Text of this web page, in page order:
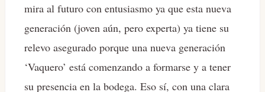
mira al futuro con entusiasmo ya que esta nueva
generación (joven aún, pero experta) ya tiene su
relevo asegurado porque una nueva generación
‘Vaquero’ está comenzando a formarse y a tener
su presencia en la bodega. Eso sí, con una clara